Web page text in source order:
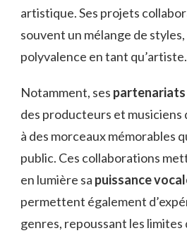
artistique. Ses projets
souvent un mélange de
polyvalence en tant qu’artiste.
Notamment, ses
des producteurs et musiciens
à des morceaux mémorables
public. Ces collaborations
en lumière sa puissance
permettent également
genres, repoussant les limites